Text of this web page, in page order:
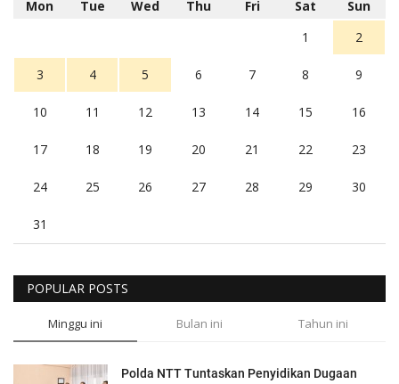
Mon Tue Wed Thu Fri Sat
Sun
1
2
3 4 5 6 7 8 9
10 11 12 13 14 15 16
17 18 19 20 21 22 23
24 25 26 27 28 29 30
31
POPULAR POSTS
Minggu ini Bulan ini Tahun ini
Polda NTT Tuntaskan Penyidikan Dugaan